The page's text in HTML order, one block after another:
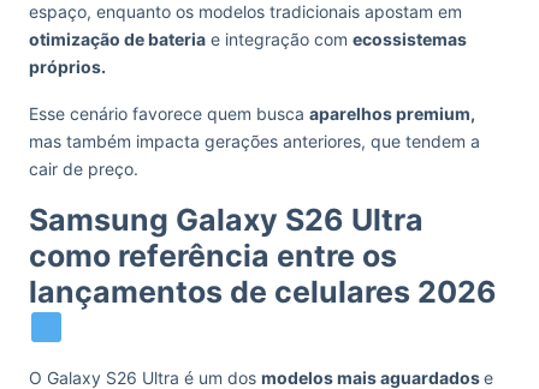
espaço, enquanto os modelos tradicionais apostam em
otimização de bateria e integração com ecossistemas
próprios.
Esse cenário favorece quem busca aparelhos premium,
mas também impacta gerações anteriores, que tendem a
cair de preço.
Samsung Galaxy S26 Ultra
como referência entre os
lançamentos de celulares 2026
O Galaxy S26 Ultra é um dos modelos mais aguardadose